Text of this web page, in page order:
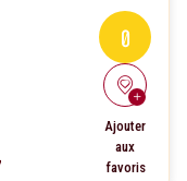
0
Ajouter
aux
favoris